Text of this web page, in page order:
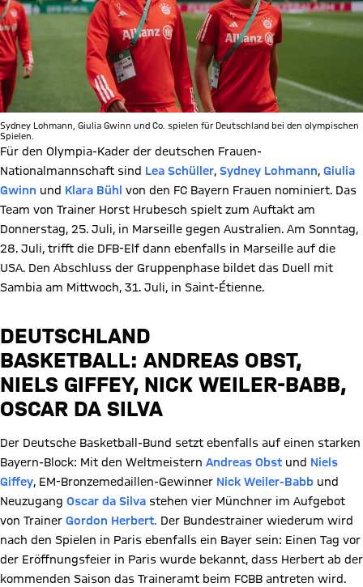
Sydney Lohmann, Giulia Gwinn und Co. spielen für Deutschland bei den olympischen
Spielen.
Für den Olympia-Kader der deutschen Frauen-
Nationalmannschaft sind Lea Schüller, Sydney Lohmann, Giulia
Gwinn und Klara Bühl von den FC Bayern Frauen nominiert. Das
Team von Trainer Horst Hrubesch spielt zum Auftakt am
Donnerstag, 25. Juli, in Marseille gegen Australien. Am Sonntag,
28. Juli, trifft die DFB-Elf dann ebenfalls in Marseille auf die
USA. Den Abschluss der Gruppenphase bildet das Duell mit
Sambia am Mittwoch, 31. Juli, in Saint-Étienne.
DEUTSCHLAND
BASKETBALL: ANDREAS OBST,
NIELS GIFFEY, NICK WEILER-BABB,
OSCAR DA SILVA
Der Deutsche Basketball-Bund setzt ebenfalls auf einen starken
Bayern-Block: Mit den Weltmeistern Andreas Obst und Niels
Giffey, EM-Bronzemedaillen-Gewinner Nick Weiler-Babb und
Neuzugang Oscar da Silva stehen vier Münchner im Aufgebot
von Trainer Gordon Herbert. Der Bundestrainer wiederum wird
nach den Spielen in Paris ebenfalls ein Bayer sein: Einen Tag vor
der Eröffnungsfeier in Paris wurde bekannt, dass Herbert ab der
kommenden Saison das Traineramt beim FCBB antreten wird.